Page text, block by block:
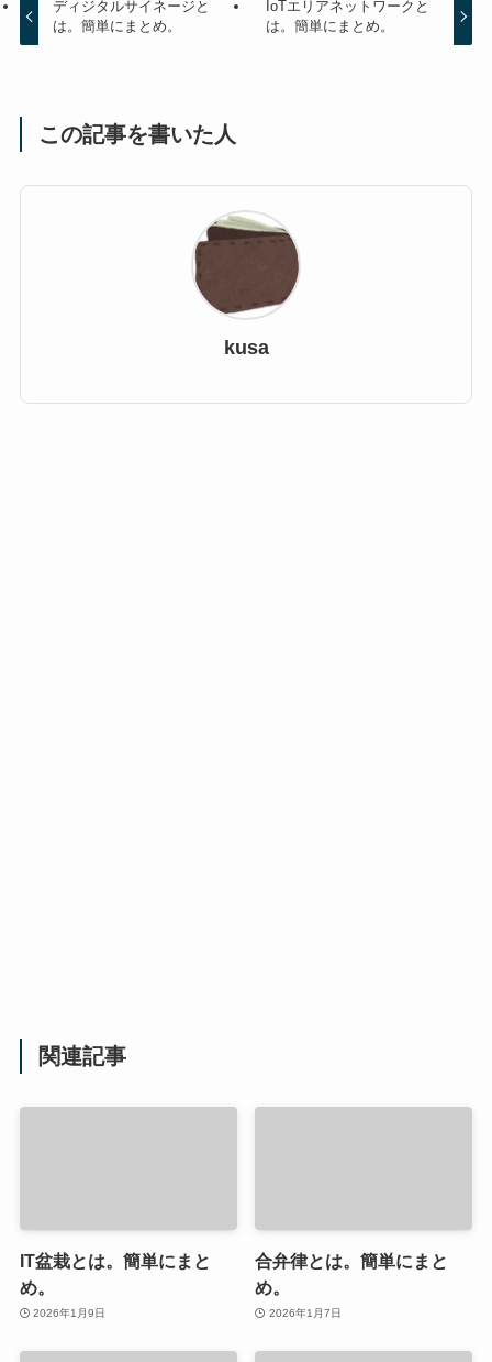
ディジタルサイネージと
は。簡単にまとめ。
IoTエリアネットワークと
は。簡単にまとめ。
この記事を書いた人
kusa
関連記事
IT盆栽とは。簡単にまと
め。
2026年1月9日
合弁律とは。簡単にまと
め。
2026年1月7日